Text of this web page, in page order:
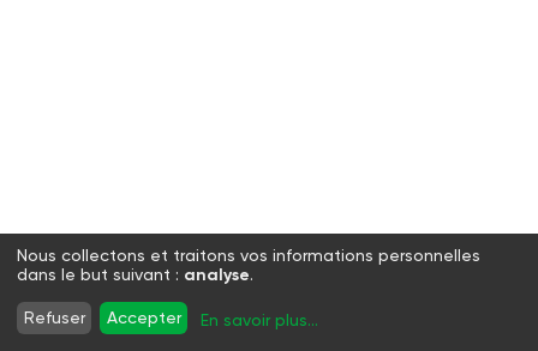
Nous collectons et traitons vos informations personnelles
dans le but suivant : analyse.
Refuser Accepter En savoir plus...